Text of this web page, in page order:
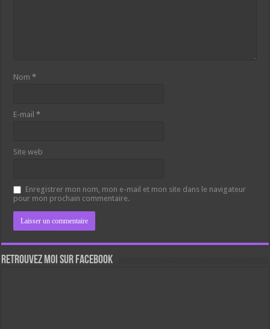
Nom*
E-mail*
Site web
Enregistrer mon nom, mon e-mail et mon site dans le navigateur
pour mon prochain commentaire.
Retrouvez moi sur Facebook